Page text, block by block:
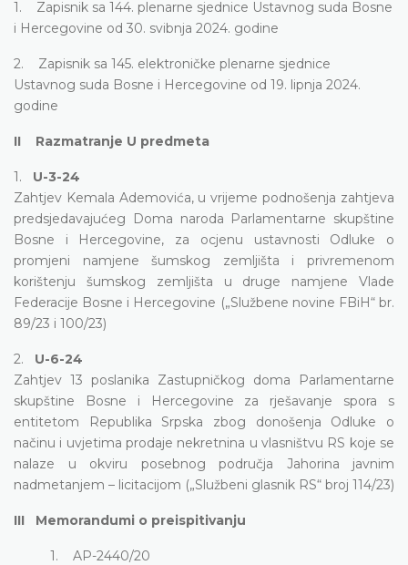
1. Zapisnik sa 144. plenarne sjednice Ustavnog suda Bosne
i Hercegovine od 30. svibnja 2024. godine
2. Zapisnik sa 145. elektroničke plenarne sjednice
Ustavnog suda Bosne i Hercegovine od 19. lipnja 2024.
godine
II Razmatranje U predmeta
1. U-3-24
Zahtjev Kemala Ademovića, u vrijeme podnošenja zahtjeva
predsjedavajućeg Doma naroda Parlamentarne skupštine
Bosne i Hercegovine, za ocjenu ustavnosti Odluke o
promjeni namjene šumskog zemljišta i privremenom
korištenju šumskog zemljišta u druge namjene Vlade
Federacije Bosne i Hercegovine („Službene novine FBiH“ br.
89/23 i 100/23)
2. U-6-24
Zahtjev 13 poslanika Zastupničkog doma Parlamentarne
skupštine Bosne i Hercegovine za rješavanje spora s
entitetom Republika Srpska zbog donošenja Odluke o
načinu i uvjetima prodaje nekretnina u vlasništvu RS koje se
nalaze u okviru posebnog područja Jahorina javnim
nadmetanjem – licitacijom („Službeni glasnik RS“ broj 114/23)
III Memorandumi o preispitivanju
1. AP-2440/20